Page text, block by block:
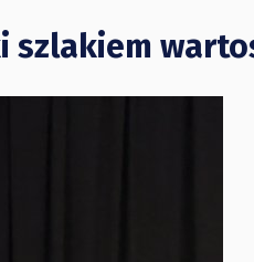
szlakiem